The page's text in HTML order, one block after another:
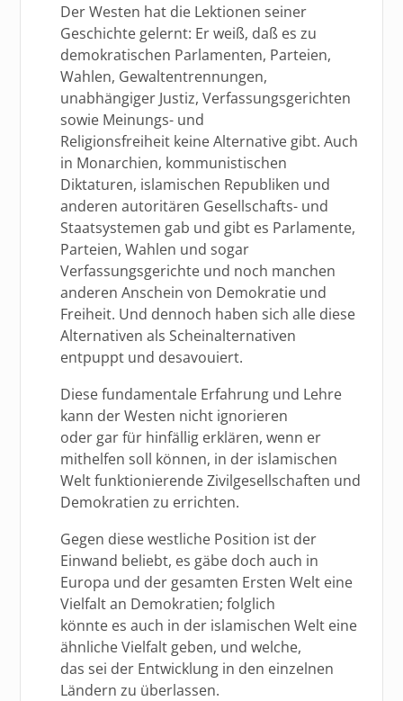
Der Westen hat die Lektionen seiner
Geschichte gelernt: Er weiß, daß es zu
demokratischen Parlamenten, Parteien,
Wahlen, Gewaltentrennungen,
unabhängiger Justiz, Verfassungsgerichten
sowie Meinungs- und
Religionsfreiheit keine Alternative gibt. Auch
in Monarchien, kommunistischen
Diktaturen, islamischen Republiken und
anderen autoritären Gesellschafts- und
Staatsystemen gab und gibt es Parlamente,
Parteien, Wahlen und sogar
Verfassungsgerichte und noch manchen
anderen Anschein von Demokratie und
Freiheit. Und dennoch haben sich alle diese
Alternativen als Scheinalternativen
entpuppt und desavouiert.
Diese fundamentale Erfahrung und Lehre
kann der Westen nicht ignorieren
oder gar für hinfällig erklären, wenn er
mithelfen soll können, in der islamischen
Welt funktionierende Zivilgesellschaften und
Demokratien zu errichten.
Gegen diese westliche Position ist der
Einwand beliebt, es gäbe doch auch in
Europa und der gesamten Ersten Welt eine
Vielfalt an Demokratien; folglich
könnte es auch in der islamischen Welt eine
ähnliche Vielfalt geben, und welche,
das sei der Entwicklung in den einzelnen
Ländern zu überlassen.